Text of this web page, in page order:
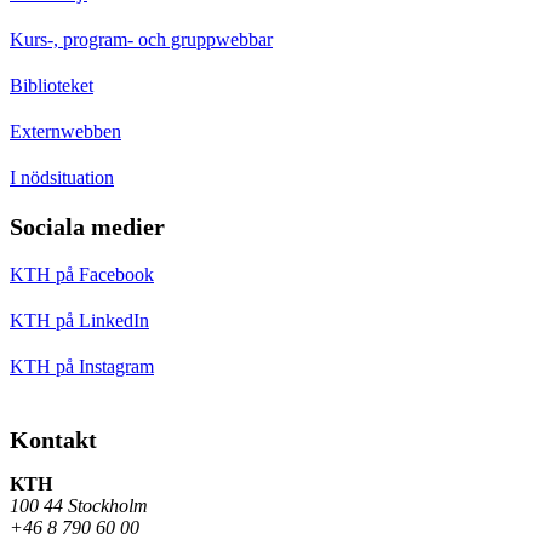
Kurs-, program- och gruppwebbar
Biblioteket
Externwebben
I nödsituation
Sociala medier
KTH på Facebook
KTH på LinkedIn
KTH på Instagram
Kontakt
KTH
100 44 Stockholm
+46 8 790 60 00